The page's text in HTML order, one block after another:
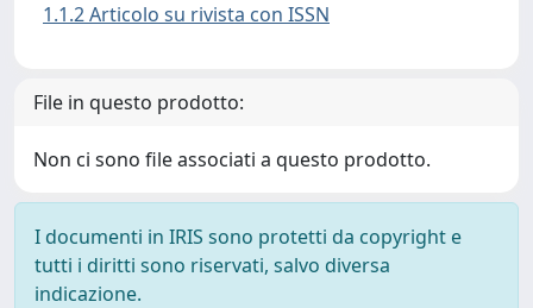
1.1.2 Articolo su rivista con ISSN
File in questo prodotto:
Non ci sono file associati a questo prodotto.
I documenti in IRIS sono protetti da copyright e
tutti i diritti sono riservati, salvo diversa
indicazione.